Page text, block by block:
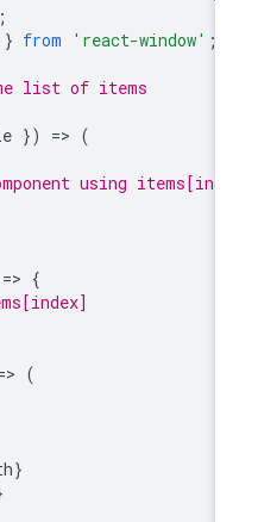
} from 'react-window'
list of items
}) =
using
=
=